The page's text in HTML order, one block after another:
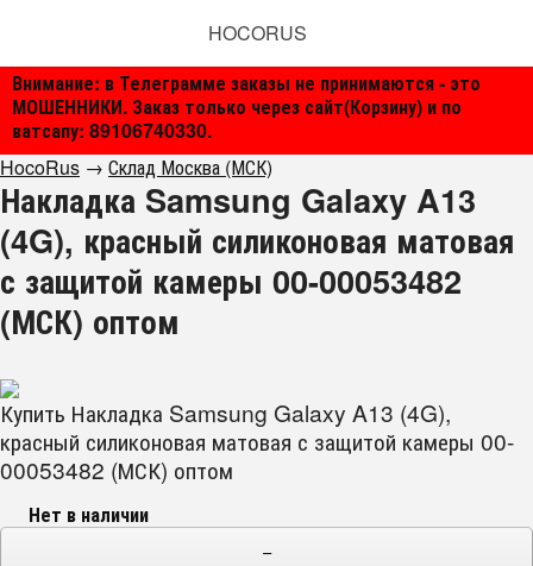
Внимание: в Телеграмме заказы не принимаются - это
МОШЕННИКИ. Заказ только через сайт(Корзину) и по
ватсапу: 89106740330.
HOCORUS
HocoRus → Склад Москва (МСК)
Накладка Samsung Galaxy A13
(4G), красный силиконовая матовая
с защитой камеры 00-00053482
(МСК) оптом
Купить Накладка Samsung Galaxy A13 (4G),
красный силиконовая матовая с защитой камеры 00-
00053482 (МСК) оптом
Нет в наличии
−